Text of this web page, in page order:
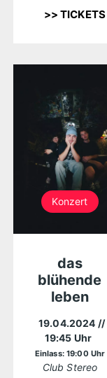
>>
Konzert
das
blühende
leben
19.04.2024 //
19:45 Uhr
Einlass: 19:00 Uhr
Club Stereo